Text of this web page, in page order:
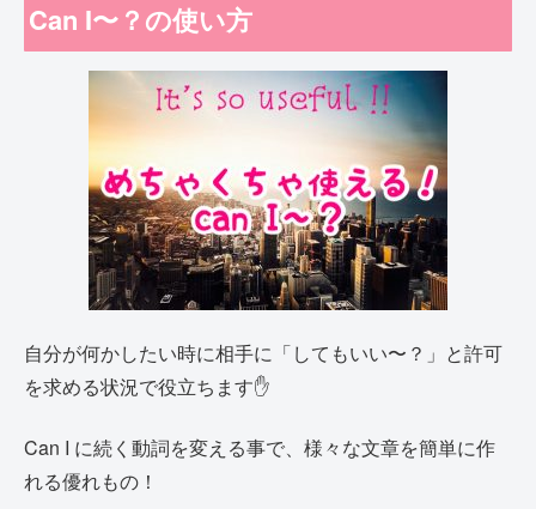
Can I〜？の使い方
自分が何かしたい時に相手に「してもいい〜？」と許可
を求める状況で役立ちます✋
Can I に続く動詞を変える事で、様々な文章を簡単に作
れる優れもの！